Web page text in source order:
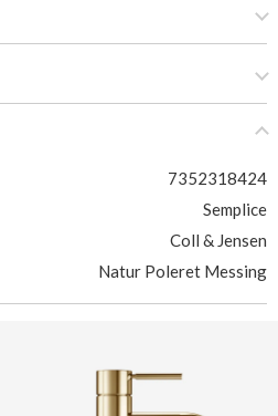
7352318424
Semplice
Coll & Jensen
Natur Poleret Messing